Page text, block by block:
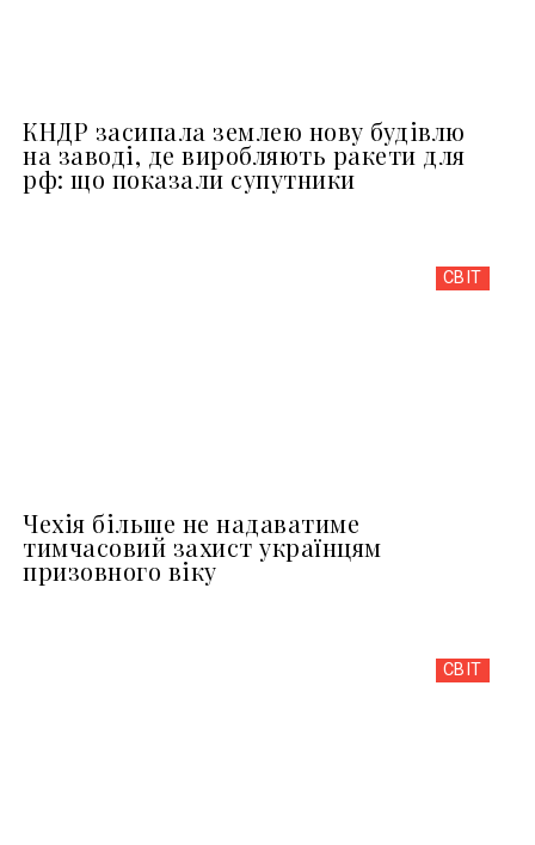
КНДР засипала землею нову будівлю
на заводі, де виробляють ракети для
рф: що показали супутники
СВІТ
Чехія більше не надаватиме
тимчасовий захист українцям
призовного віку
СВІТ